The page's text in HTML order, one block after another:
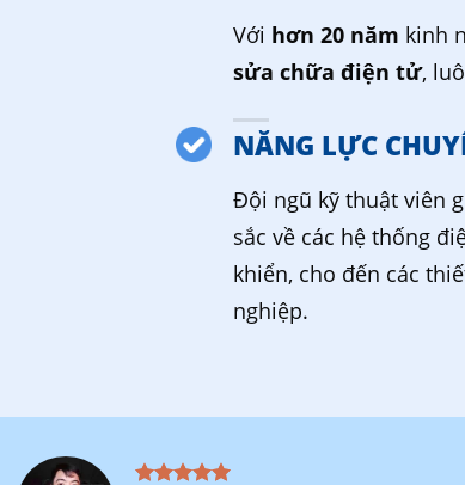
Với hơn 20 năm kinh
sửa chữa điện tử,
NĂNG LỰC
Đội ngũ kỹ thuật viên
sắc về các hệ thống
khiển, cho đến các
nghiệp.